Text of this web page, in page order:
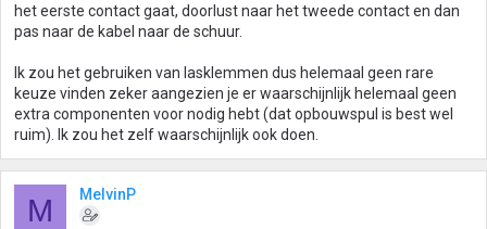
het eerste contact gaat, doorlust naar het tweede contact en dan
pas naar de kabel naar de schuur.
Ik zou het gebruiken van lasklemmen dus helemaal geen rare
keuze vinden zeker aangezien je er waarschijnlijk helemaal geen
extra componenten voor nodig hebt (dat opbouwspul is best wel
ruim). Ik zou het zelf waarschijnlijk ook doen.
M MelvinP